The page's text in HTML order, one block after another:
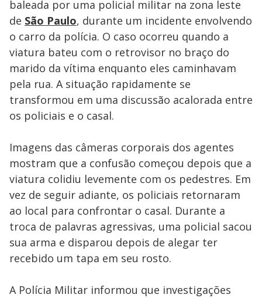
baleada por uma policial militar na zona leste
de São Paulo, durante um incidente envolvendo
o carro da polícia. O caso ocorreu quando a
viatura bateu com o retrovisor no braço do
marido da vítima enquanto eles caminhavam
pela rua. A situação rapidamente se
transformou em uma discussão acalorada entre
os policiais e o casal.
Imagens das câmeras corporais dos agentes
mostram que a confusão começou depois que a
viatura colidiu levemente com os pedestres. Em
vez de seguir adiante, os policiais retornaram
ao local para confrontar o casal. Durante a
troca de palavras agressivas, uma policial sacou
sua arma e disparou depois de alegar ter
recebido um tapa em seu rosto.
A Polícia Militar informou que investigações